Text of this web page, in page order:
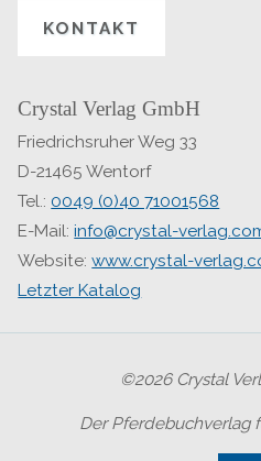
KONTAKT
Crystal Verlag GmbH
Friedrichsruher Weg 33
D-21465 Wentorf
Tel.: 0049 (0)40 71001568
E-Mail:info@crystal-
Website:www.crystal-
Letzter Katalog
©2026 Crystal
Der Pferdebuchverlag